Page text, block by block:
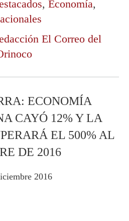
, Economía,
El Correo del
ECONOMÍA
CAYÓ 12% Y LA
EL 500% AL
DE 2016
2016